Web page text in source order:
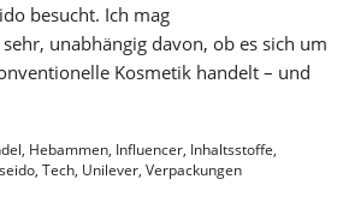
besucht. Ich mag
unabhängig davon, ob es sich um
Kosmetik handelt – und
, Hebammen, Influencer, Inhaltsstoffe,
, Tech, Unilever, Verpackungen